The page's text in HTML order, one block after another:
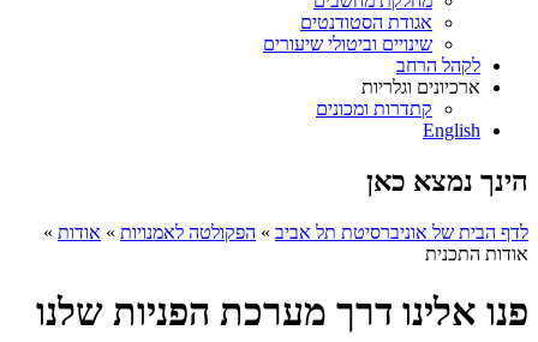
אגודת הסטודנטים
שינויים וביטולי שיעורים
לקהל הרחב
ארכיונים וגלריות
קתדרות ומכונים
English
הינך נמצא כאן
לדף הבית של אוניברסיטת תל אביב » הפקולטה לאמנויות » אודות »
אודות התכנית
פנו אלינו דרך מערכת הפניות שלנו